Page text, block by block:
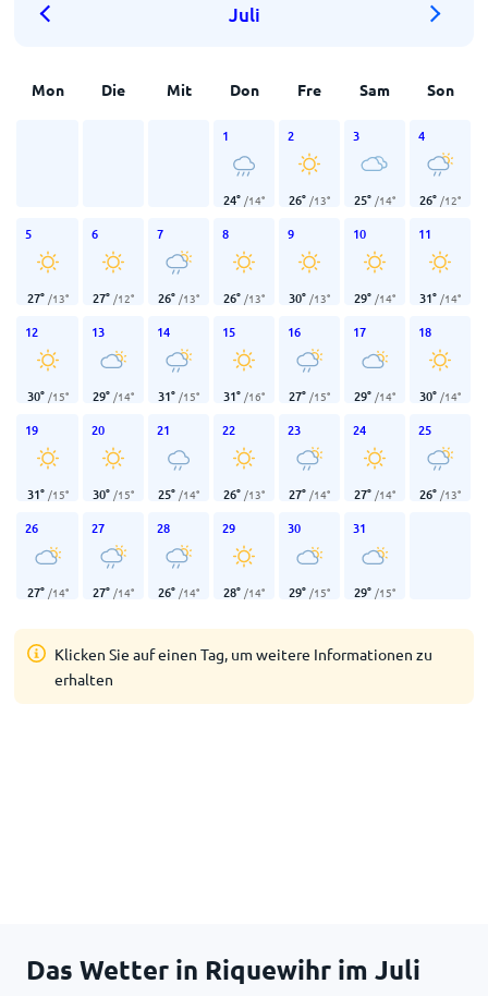
Juli
Mon Die Mit Don Fre Sam Son
1
24° /14°
2
26° /13°
3
25° /14°
4
26° /12°
5
27° /13°
6
27° /12°
7
26° /13°
8
26° /13°
9
30° /13°
10
29° /14°
11
31° /14°
12
30° /15°
13
29° /14°
14
31° /15°
15
31° /16°
16
27° /15°
17
29° /14°
18
30° /14°
19
31° /15°
20
30° /15°
21
25° /14°
22
26° /13°
23
27° /14°
24
27° /14°
25
26° /13°
26
27° /14°
27
27° /14°
28
26° /14°
29
28° /14°
30
29° /15°
31
29° /15°
Klicken Sie auf einen Tag, um weitere Informationen zu
erhalten
Das Wetter in Riquewihr im Juli